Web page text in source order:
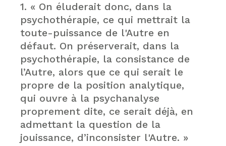
1. « On éluderait donc, dans la
psychothérapie, ce qui mettrait la
toute-puissance de l'Autre en
défaut. On préserverait, dans la
psychothérapie, la consistance de
l’Autre, alors que ce qui serait le
propre de la position analytique,
qui ouvre à la psychanalyse
proprement dite, ce serait déjà, en
admettant la question de la
jouissance, d’inconsister l'Autre. »